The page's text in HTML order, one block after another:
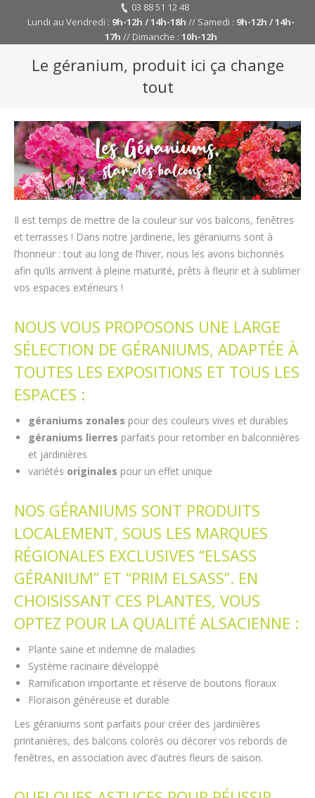
03 88 51 12 48
Lundi au Vendredi : 9h-12h / 14h-18h // Samedi : 9h-12h / 14h-
17h // Dimanche : 10h-12h
Le géranium, produit ici ça change
tout
Il est temps de mettre de la couleur sur vos balcons, fenêtres
et terrasses ! Dans notre jardinerie, les géraniums sont à
l’honneur : tout au long de l’hiver, nous les avons bichonnés
afin qu’ils arrivent à pleine maturité, prêts à fleurir et à sublimer
vos espaces extérieurs !
NOUS VOUS PROPOSONS UNE LARGE
SÉLECTION DE GÉRANIUMS, ADAPTÉE À
TOUTES LES EXPOSITIONS ET TOUS LES
ESPACES :
géraniums zonales pour des couleurs vives et durables
géraniums lierres parfaits pour retomber en balconnières
et jardinières
variétés originales pour un effet unique
NOS GÉRANIUMS SONT PRODUITS
LOCALEMENT, SOUS LES MARQUES
RÉGIONALES EXCLUSIVES “ELSASS
GÉRANIUM” ET “PRIM ELSASS”. EN
CHOISISSANT CES PLANTES, VOUS
OPTEZ POUR LA QUALITÉ ALSACIENNE :
Plante saine et indemne de maladies
Système racinaire développé
Ramification importante et réserve de boutons floraux
Floraison généreuse et durable
Les géraniums sont parfaits pour créer des jardinières
printanières, des balcons colorés ou décorer vos rebords de
fenêtres, en association avec d’autres fleurs de saison.